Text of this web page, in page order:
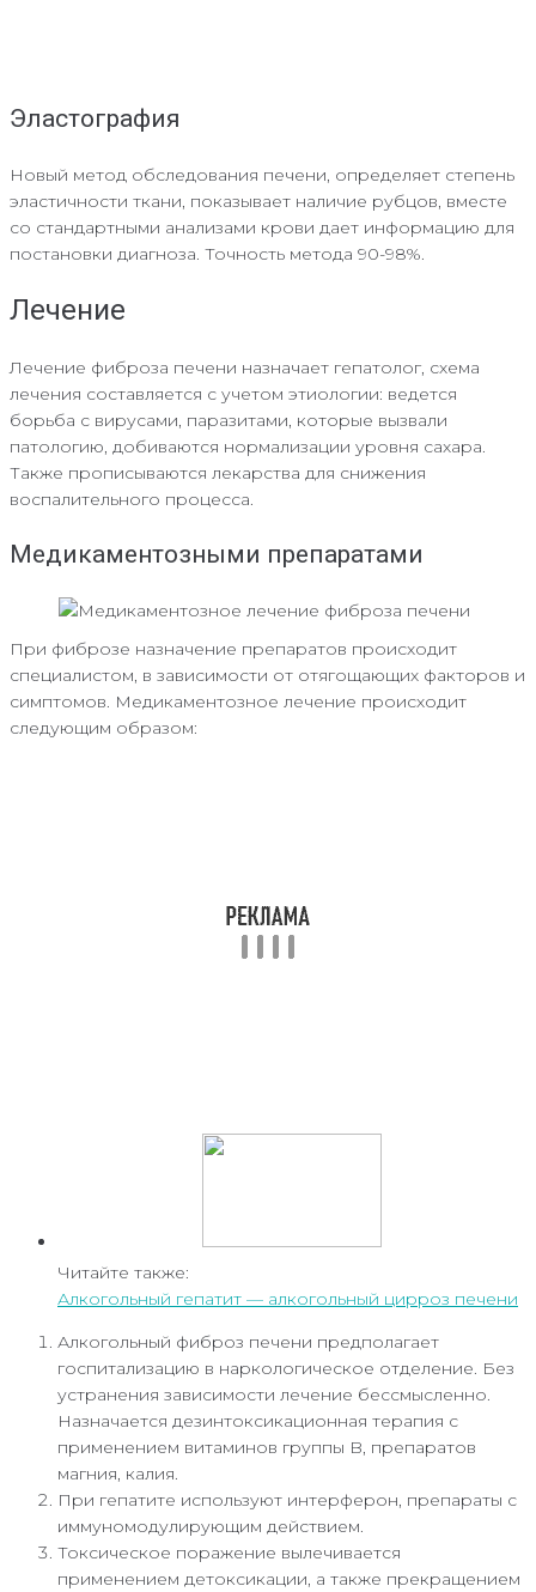
Эластография
Новый метод обследования печени, определяет степень
эластичности ткани, показывает наличие рубцов, вместе
со стандартными анализами крови дает информацию для
постановки диагноза. Точность метода 90-98%.
Лечение
Лечение фиброза печени назначает гепатолог, схема
лечения составляется с учетом этиологии: ведется
борьба с вирусами, паразитами, которые вызвали
патологию, добиваются нормализации уровня сахара.
Также прописываются лекарства для снижения
воспалительного процесса.
Медикаментозными препаратами
При фиброзе назначение препаратов происходит
специалистом, в зависимости от отягощающих факторов и
симптомов. Медикаментозное лечение происходит
следующим образом:
Читайте также:
Алкогольный гепатит — алкогольный цирроз печени
Алкогольный фиброз печени предполагает
госпитализацию в наркологическое отделение. Без
устранения зависимости лечение бессмысленно.
Назначается дезинтоксикационная терапия с
применением витаминов группы B, препаратов
магния, калия.
При гепатите используют интерферон, препараты с
иммуномодулирующим действием.
Токсическое поражение вылечивается
применением детоксикации, а также прекращением